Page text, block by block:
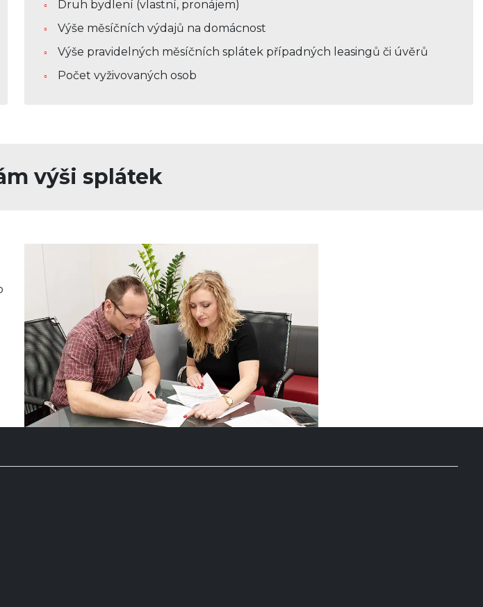
Druh bydlení (vlastní, pronájem)
Výše měsíčních výdajů na domácnost
Výše pravidelných měsíčních splátek případných leasingů či úvěrů
Počet vyživovaných osob
výši splátek